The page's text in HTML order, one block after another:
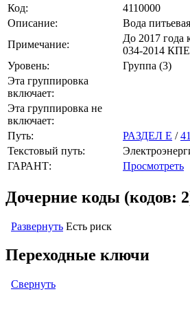
Код:
4110000
Описание:
Вода
Примечание:
До 2017
034-2014
Уровень:
Группа (3)
Эта группировка
включает:
Эта группировка не
включает:
Путь:
РАЗДЕЛ E /
Текстовый путь:
ГАРАНТ:
Просмотреть
Дочерние коды (кодов:
Развернуть Есть риск
Переходные ключи
Свернуть